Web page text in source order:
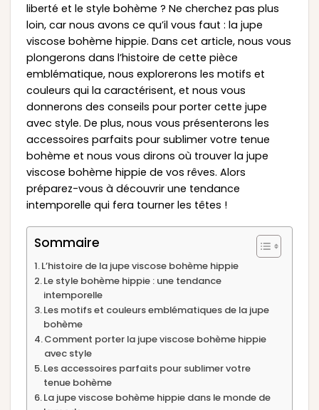
liberté et le style bohème ? Ne cherchez pas plus
loin, car nous avons ce qu’il vous faut : la jupe
viscose bohème hippie. Dans cet article, nous vous
plongerons dans l’histoire de cette pièce
emblématique, nous explorerons les motifs et
couleurs qui la caractérisent, et nous vous
donnerons des conseils pour porter cette jupe
avec style. De plus, nous vous présenterons les
accessoires parfaits pour sublimer votre tenue
bohème et nous vous dirons où trouver la jupe
viscose bohème hippie de vos rêves. Alors
préparez-vous à découvrir une tendance
intemporelle qui fera tourner les têtes !
Sommaire
L’histoire de la jupe viscose bohème hippie
Le style bohème hippie : une tendance
intemporelle
Les motifs et couleurs emblématiques de la jupe
bohème
Comment porter la jupe viscose bohème hippie
avec style
Les accessoires parfaits pour sublimer votre
tenue bohème
La jupe viscose bohème hippie dans le monde de